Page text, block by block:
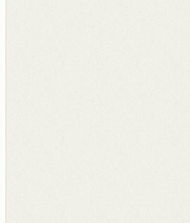
D	commit.c